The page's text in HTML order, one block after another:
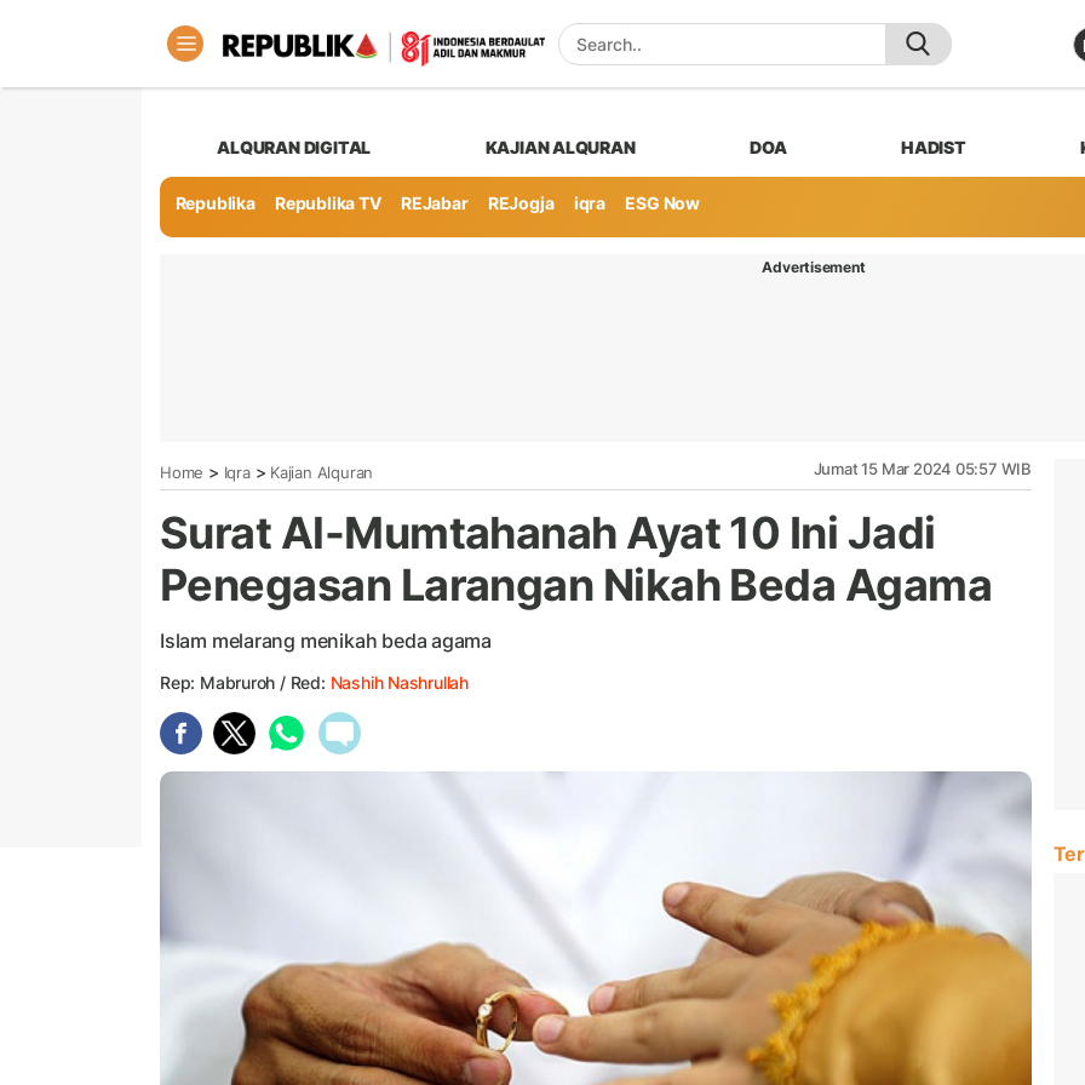
ALQURAN DIGITAL KAJIAN ALQURAN DOA HADIST
Republika Republika TV REJabar REJogja iqra ESG Now
Advertisement
Home > Iqra> Kajian Alquran Jumat 15 Mar 2024 05:57 WIB
Surat Al-Mumtahanah Ayat 10 Ini Jadi
Penegasan Larangan Nikah Beda Agama
Islam melarang menikah beda agama
Rep: Mabruroh / Red: Nashih Nashrullah